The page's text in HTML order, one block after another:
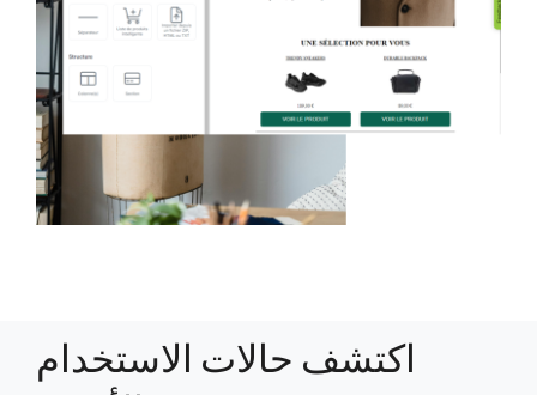
اكتشف حالات الاستخدام